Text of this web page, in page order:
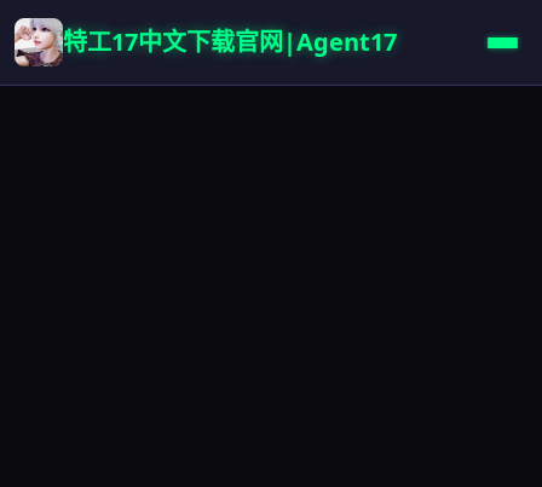
特工17中文下载官网|Agent17